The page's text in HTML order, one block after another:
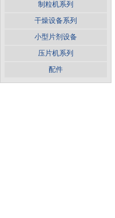
制粒机系列
干燥设备系列
小型片剂设备
压片机系列
配件